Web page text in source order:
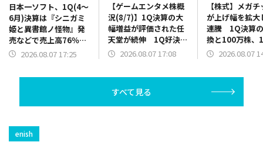
日本一ソフト、1Q(4～
6月)決算は『シニガミ
姫と異書館ノ怪物』発
売などで売上高76％増
に 2Q以降発売の新作
2026.08.07 17:25
【ゲームエンタメ株概
況(8/7)】1Q決算の大
幅増益が評価された任
天堂が続伸 1Q好決算
と2Q累計業績予想の上
2026.08.07 17:08
【株式】メガ
が上げ幅を拡大
連騰 1Q決算
換と100万株、
円を上限とした
2026.08.07
すべて見る
enish